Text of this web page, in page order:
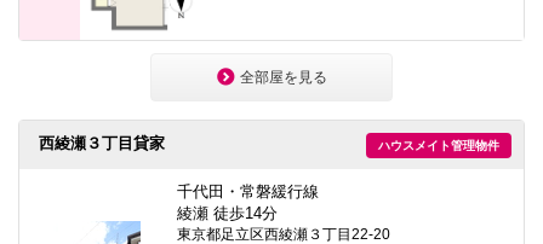
全部屋を見る
ハウスメイト管理物件
西綾瀬３丁目貸家
千代田・常磐緩行線
綾瀬 徒歩14分
東京都足立区西綾瀬３丁目22-20